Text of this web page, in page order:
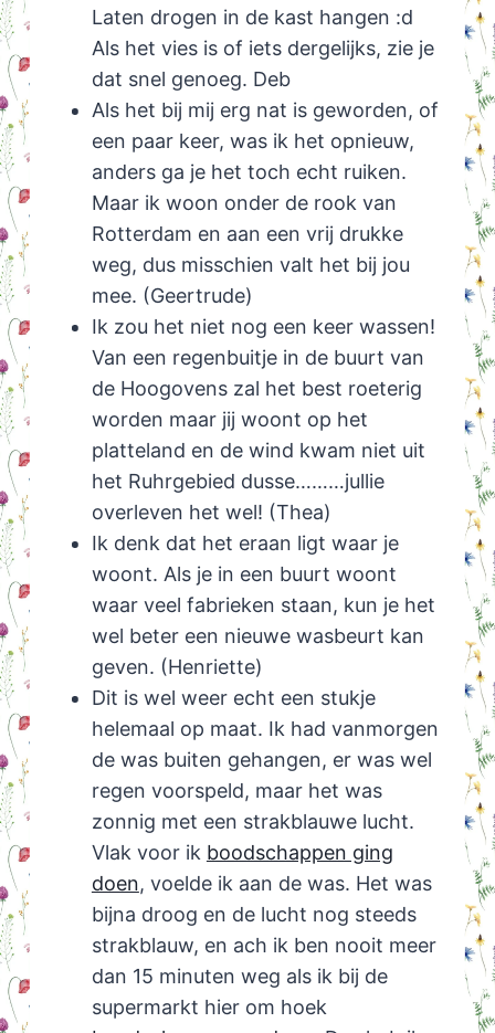
Laten drogen in de kast hangen :d
Als het vies is of iets dergelijks, zie je
dat snel genoeg. Deb
Als het bij mij erg nat is geworden, of
een paar keer, was ik het opnieuw,
anders ga je het toch echt ruiken.
Maar ik woon onder de rook van
Rotterdam en aan een vrij drukke
weg, dus misschien valt het bij jou
mee. (Geertrude)
Ik zou het niet nog een keer wassen!
Van een regenbuitje in de buurt van
de Hoogovens zal het best roeterig
worden maar jij woont op het
platteland en de wind kwam niet uit
het Ruhrgebied dusse………jullie
overleven het wel! (Thea)
Ik denk dat het eraan ligt waar je
woont. Als je in een buurt woont
waar veel fabrieken staan, kun je het
wel beter een nieuwe wasbeurt kan
geven. (Henriette)
Dit is wel weer echt een stukje
helemaal op maat. Ik had vanmorgen
de was buiten gehangen, er was wel
regen voorspeld, maar het was
zonnig met een strakblauwe lucht.
Vlak voor ik boodschappen ging
doen, voelde ik aan de was. Het was
bijna droog en de lucht nog steeds
strakblauw, en ach ik ben nooit meer
dan 15 minuten weg als ik bij de
supermarkt hier om hoek